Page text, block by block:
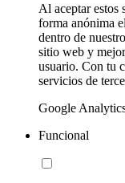
Al aceptar estos
forma anónima
dentro de
sitio web y
usuario. Con tu
servicios de
Google
Funcional